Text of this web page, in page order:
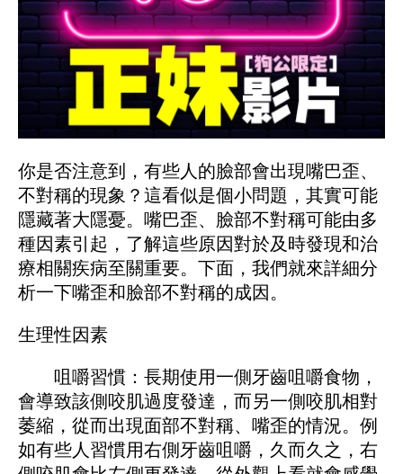
你是否注意到，有些人的臉部會出現嘴巴歪、
不對稱的現象？這看似是個小問題，其實可能
隱藏著大隱憂。嘴巴歪、臉部不對稱可能由多
種因素引起，了解這些原因對於及時發現和治
療相關疾病至關重要。下面，我們就來詳細分
析一下嘴歪和臉部不對稱的成因。
生理性因素
咀嚼習慣：長期使用一側牙齒咀嚼食物，
會導致該側咬肌過度發達，而另一側咬肌相對
萎縮，從而出現面部不對稱、嘴歪的情況。例
如有些人習慣用右側牙齒咀嚼，久而久之，右